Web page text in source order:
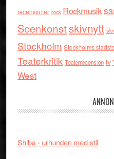
recensioner rock Rockmusik
Scenkonstskivnytt
Stockholm Stockholms
Teaterkritik Teaterrecension tv
West
Shiba - urhunden med stil